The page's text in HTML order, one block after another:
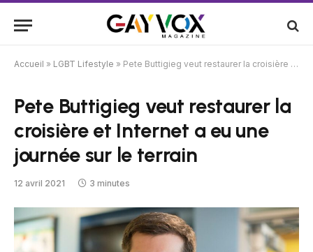
Accueil » LGBT Lifestyle » Pete Buttigieg veut restaurer la croisière et Internet a eu une journée sur le terrain
Pete Buttigieg veut restaurer la
croisière et Internet a eu une
journée sur le terrain
12 avril 2021 3 minutes